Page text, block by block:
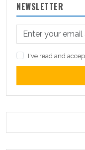
NEWSLETTER
I've read and